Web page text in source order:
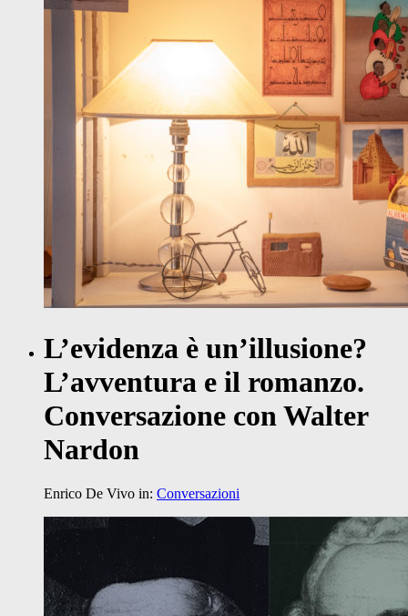
L’evidenza è un’illusione?
L’avventura e il romanzo.
Conversazione con Walter
Nardon
Enrico De Vivo in: Conversazioni